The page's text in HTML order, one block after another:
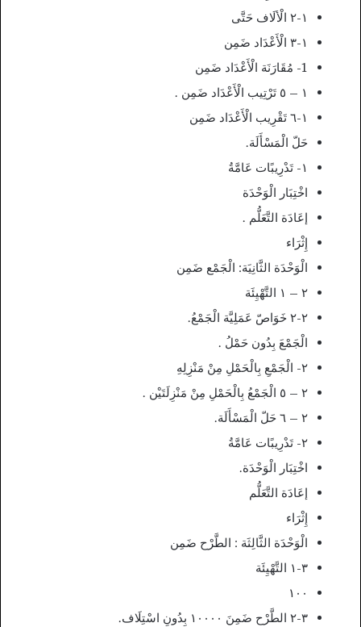
۱-٢ الْألَاف حَتَّى
١-٣ الْأَعْدَاد ضَمِن
1- مُقَارَنَة الْأَعْدَاد ضَمِن
١ – ٥ تَرْتِيب الْأَعْدَاد ضَمِن .
١-٦ تَقْرِيب الْأَعْدَاد ضَمِن
حَلّ الْمَسْأَلَة.
۱- تَدْرِيبًات عَامَّةُ
اخْتِبَار الْوَحْدَة
إعَادَة التَّعَلُّم .
إِثْرَاء
الْوَحْدَة الثَّانِيَة: الْجَمْع ضَمِن
٢ – ١ التَّهْيِئَة
۲-۲ خَوَاصّ عَمَلِيَّة الْجَمْعُ.
الْجَمْعَ بِدُون حَمْلُ .
٢- الْجَمْعِ بِالْحَمْلِ مِنْ مَنْزِلِهِ
٢ – ٥ الْجَمْعُ بِالْحَمْلِ مِنْ مَنْزِلَتَيْن .
٢ – ٦ حَلّ الْمَسْأَلَة.
۲- تَدْرِيبًات عَامَّةُ
اخْتِبَار الْوَحْدَة.
إعَادَة التَّعَلُّم
إِثْرَاء
الْوَحْدَة الثَّالِثَة : الطَّرْح ضَمِن
٣-١ التَّهْيِئَة
۱۰۰
٣-٢ الطَّرْح ضَمِنَ ۱۰۰۰۰ بِدُونِ اسْتِلَاف.